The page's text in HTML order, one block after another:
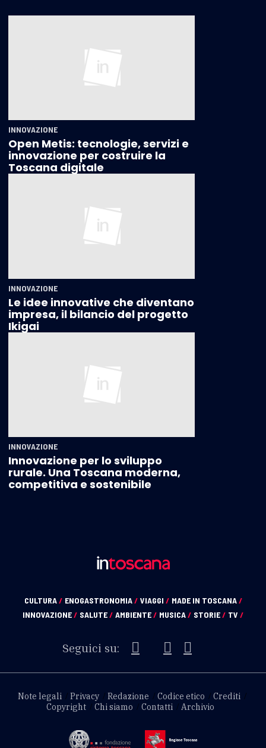
INNOVAZIONE
Open Metis: tecnologie, servizi e
innovazione per costruire la
Toscana digitale
INNOVAZIONE
Le idee innovative che diventano
impresa, il bilancio del progetto
Ikigai
INNOVAZIONE
Innovazione per lo sviluppo
rurale. Una Toscana moderna,
competitiva e sostenibile
CULTURA/ ENOGASTRONOMIA/ VIAGGI / MADE IN TOSCANA/
INNOVAZIONE/ SALUTE/ AMBIENTE/ MUSICA/ STORIE/ TV /
Seguici su:
Note legali Privacy Redazione Codice etico
Crediti
Copyright
Chi siamo Contatti Archivio